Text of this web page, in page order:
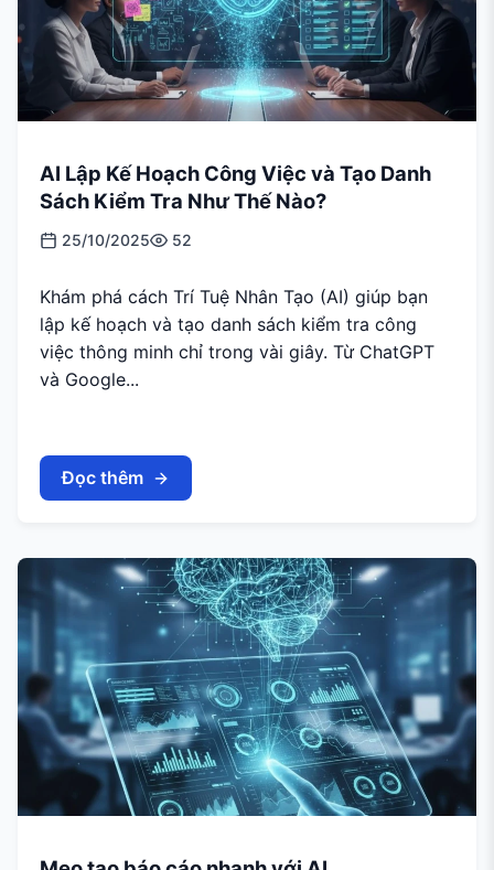
AI Lập Kế Hoạch Công Việc và Tạo Danh
Sách Kiểm Tra Như Thế Nào?
25/10/2025 52
Khám phá cách Trí Tuệ Nhân Tạo (AI) giúp bạn
lập kế hoạch và tạo danh sách kiểm tra công
việc thông minh chỉ trong vài giây. Từ ChatGPT
và Google...
Đọc thêm